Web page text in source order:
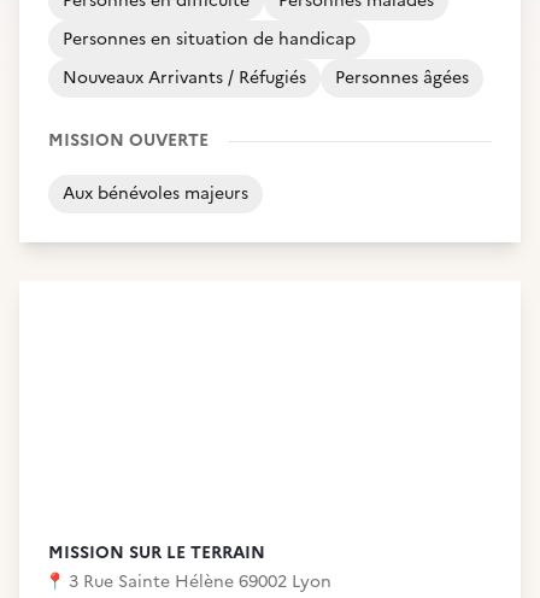
Personnes en situation de handicap
Nouveaux Arrivants / Réfugiés
Personnes âgées
MISSION OUVERTE
Aux bénévoles majeurs
MISSION SUR LE TERRAIN
📍 3 Rue Sainte Hélène 69002 Lyon